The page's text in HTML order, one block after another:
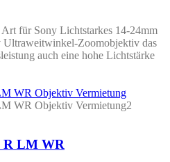
für Sony Lichtstarkes 14-24mm
Zoomobjektiv das
auch eine hohe Lichtstärke
R LM WR